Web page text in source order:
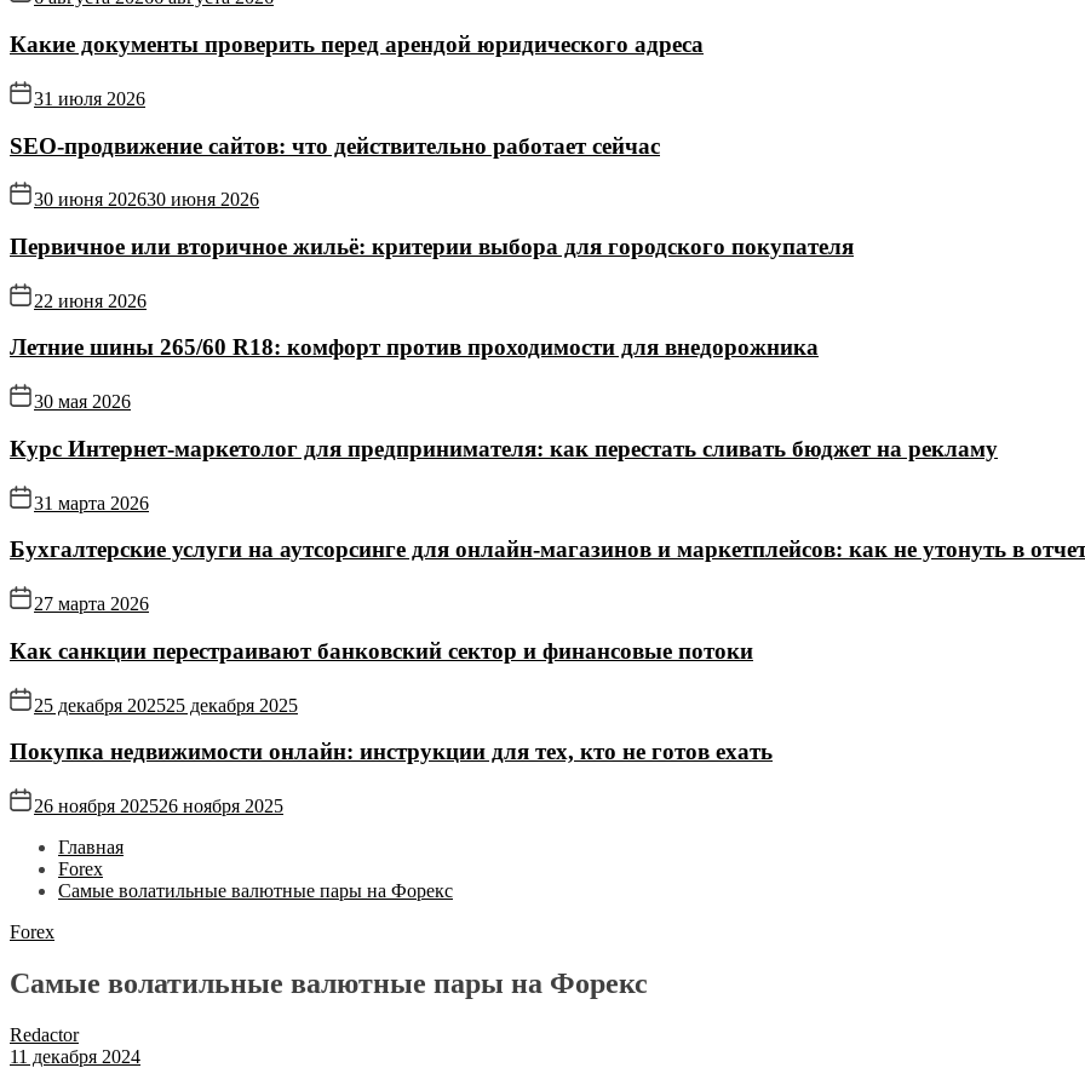
Какие документы проверить перед арендой юридического адреса
31 июля 2026
SEO-продвижение сайтов: что действительно работает сейчас
30 июня 202630 июня 2026
Первичное или вторичное жильё: критерии выбора для городского покупателя
22 июня 2026
Летние шины 265/60 R18: комфорт против проходимости для внедорожника
30 мая 2026
Курс Интернет‑маркетолог для предпринимателя: как перестать сливать бюджет на рекламу
31 марта 2026
Бухгалтерские услуги на аутсорсинге для онлайн‑магазинов и маркетплейсов: как не утонуть в
27 марта 2026
Как санкции перестраивают банковский сектор и финансовые потоки
25 декабря 202525 декабря 2025
Покупка недвижимости онлайн: инструкции для тех, кто не готов ехать
26 ноября 202526 ноября 2025
Главная
Forex
Самые волатильные валютные пары на Форекс
Forex
Самые волатильные валютные пары на Форекс
Redactor
11 декабря 2024